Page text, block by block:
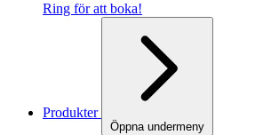
Ring för att boka!
Produkter
Öppna undermeny